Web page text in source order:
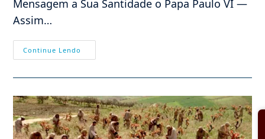
Mensagem a Sua Santidade o Papa Paulo VI —
Assim…
Continue Lendo
Anos